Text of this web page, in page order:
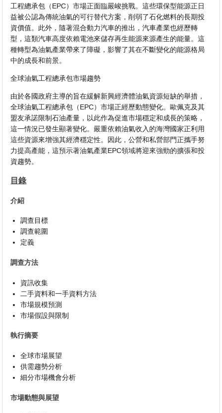
工程總承包（EPC）市場正面臨嚴峻挑戰。這些環保型能源正日
益被公認為傳統油氣的可行替代方案，削弱了石化燃料的長期投
資價值。此外，隨著混合動力汽車的推出，汽車產業也經歷轉
型，這類汽車高度依賴電池來儲存再生能源來源產生的能量。這
種轉型為油氣產業帶來了障礙，影響了其在不斷變化的能源格局
中的成長和前景。
全球油氣工程總承包市場趨勢
由於各國政府主導的旨在緩解新興經濟體油氣資源短缺的舉措，
全球油氣工程總承包（EPC）市場正經歷動態變化。歐佩克及其
盟友承諾限制石油產量，以此作為促進市場穩定和成長的策略，
這一情況已發生顯著變化。嚴重依賴油氣收入的海灣國家正利用
這些資源來增強其經濟穩定性。因此，公營和私營部門正攜手努
力提高產能，這預示著油氣產業EPC領域將迎來強勁的擴張和投
資趨勢。
目錄
介紹
調查目標
調查範圍
定義
調查方法
資訊收集
二手資料和一手資料方法
市場規模預測
市場假設與限制
執行摘要
全球市場展望
供需趨勢分析
細分市場機會分析
市場動態與展望